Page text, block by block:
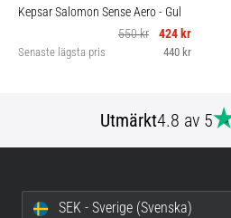
Kepsar Salomon Sense Aero- Gul
550 kr
424 kr
Senaste lägsta pris 440 kr
Utmärkt4.8 av 5
SEK - Sverige (Svenska)